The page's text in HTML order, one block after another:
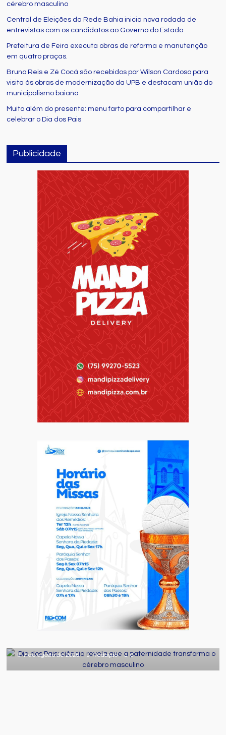
cérebro masculino
Central de Eleições da Rede Bahia inicia nova rodada de
entrevistas com os candidatos ao Governo do Estado
Prefeitura de Feira executa obras de reforma e manutenção
em quatro praças.
Bruno Reis e Zé Cocá são recebidos por Wilson Cardoso para
visita às obras de modernização da UPB e destacam união do
municipalismo baiano
Muito além do presente: menu farto para compartilhar e
celebrar o Dia dos Pais
Publicidade
Dia dos Pais: ciência revela que a
paternidade transforma o cérebro
7 de agosto de 2026 Redação 0